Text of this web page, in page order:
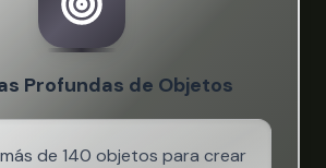
Profundas de Objetos
de 140 objetos para crear